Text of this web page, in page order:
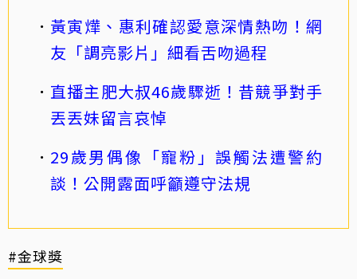
黃寅燁、惠利確認愛意深情熱吻！網
友「調亮影片」細看舌吻過程
直播主肥大叔46歲驟逝！昔競爭對手
丟丟妹留言哀悼
29歲男偶像「寵粉」誤觸法遭警約
談！公開露面呼籲遵守法規
#金球獎